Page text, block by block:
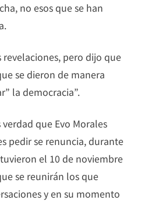
no esos que se han
pero dijo que
se dieron de manera
la democracia”.
que Evo Morales
pedir se renuncia, durante
el 10 de noviembre
se reunirán los que
y en su momento